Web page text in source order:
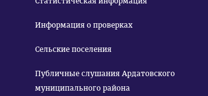
Информация о проверках
Сельские поселения
Публичные слушания Ардатовского
муниципального района